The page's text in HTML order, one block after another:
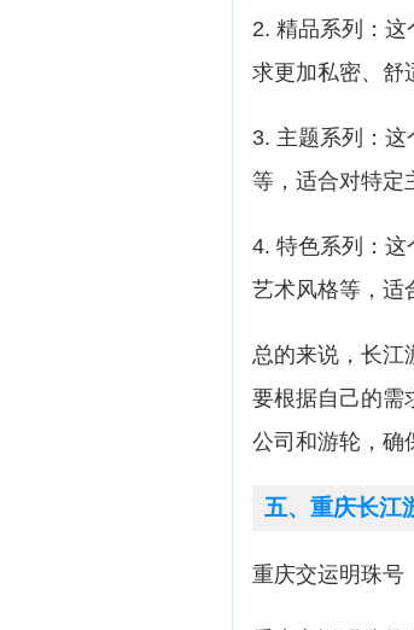
2. 精品系列：
求更加私密、舒
3. 主题系列：
等，适合对特定
4. 特色系列：
艺术风格等，适
总的来说，长江
要根据自己的需
公司和游轮，确
五、重庆长江
重庆交运明珠号